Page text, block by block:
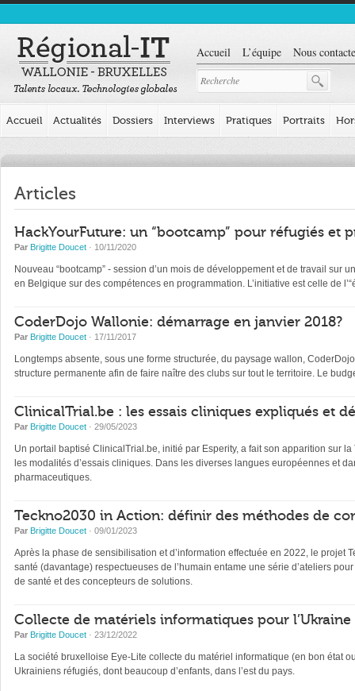
Accueil L’équipe Nous
Accueil Actualités Dossiers Interviews Pratiques Portraits
Articles
HackYourFuture: un “bootcamp” pour réfugiés et
Par Brigitte Doucet · 10/11/2020
Nouveau “bootcamp” - session d’un mois de développement et de travail
en Belgique sur des compétences en programmation. L’initiative est celle de
CoderDojo Wallonie: démarrage en janvier 2018?
Par Brigitte Doucet · 17/11/2017
Longtemps absente, sous une forme structurée, du paysage wallon,
structure permanente afin de faire naître des clubs sur tout le territoire. Le
ClinicalTrial.be : les essais cliniques expliqués et
Par Brigitte Doucet · 29/05/2023
Un portail baptisé ClinicalTrial.be, initié par Esperity, a fait son apparition sur
les modalités d’essais cliniques. Dans les diverses langues européennes et
pharmaceutiques.
Teckno2030 in Action: définir des méthodes de
Par Brigitte Doucet · 09/01/2023
Après la phase de sensibilisation et d’information effectuée en 2022, le projet
santé (davantage) respectueuses de l’humain entame une série d’ateliers
de santé et des concepteurs de solutions.
Collecte de matériels informatiques pour l’Ukraine
Par Brigitte Doucet · 23/12/2022
La société bruxelloise Eye-Lite collecte du matériel informatique (en bon état
Ukrainiens réfugiés, dont beaucoup d’enfants, dans l’est du pays.